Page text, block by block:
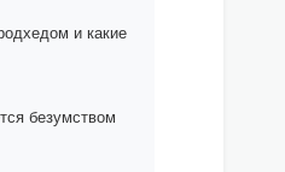
и какие
безумством